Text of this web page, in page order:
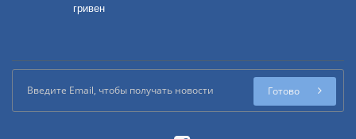
гривен
Готово